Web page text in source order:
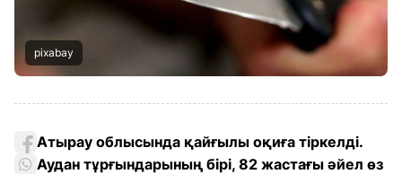
pixabay
Атырау облысында қайғылы оқиға тіркелді.
Аудан тұрғындарының бірі, 82 жастағы әйел өз